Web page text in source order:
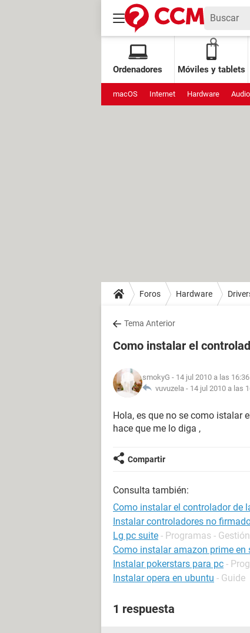
Ordenadores Móviles y tablets
macOS Internet Hardware Audio
Foros Hardware
Tema Anterior
Como instalar el
smokyG - 14 jul 2010 a las 16:36
vuvuzela - 14 jul 2010 a las
Hola, es que no se como istalar
hace que me lo diga ,
Compartir
Consulta también:
Como instalar el controlador de
Instalar controladores no
Lg pc suite - Programas -
Como instalar amazon prime en
Instalar pokerstars para pc -
Instalar opera en ubuntu - Guide
1 respuesta